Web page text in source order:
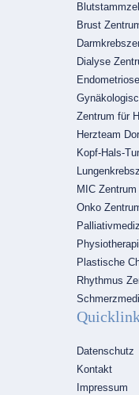
Brust
Dialyse
Zentrum für
Herzteam
Kopf-Hals-
MIC Zentrum
Onko
Plastische
Rhythmus
Navigation
überspringen
Datenschutz
Kontakt
Impressum